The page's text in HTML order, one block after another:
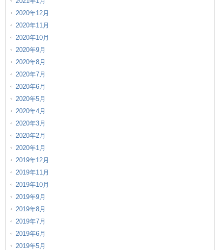
2020年12月
2020年11月
2020年10月
2020年9月
2020年8月
2020年7月
2020年6月
2020年5月
2020年4月
2020年3月
2020年2月
2020年1月
2019年12月
2019年11月
2019年10月
2019年9月
2019年8月
2019年7月
2019年6月
2019年5月